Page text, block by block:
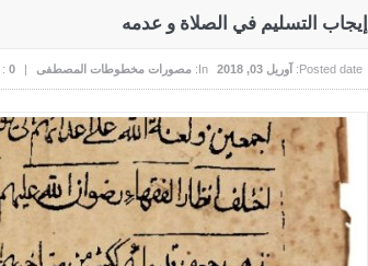
إيجاب التسليم في الصلاة و عدمه
Posted date: آوریل 03, 2018 In: مصورات مخطوطات المصطفى |
0